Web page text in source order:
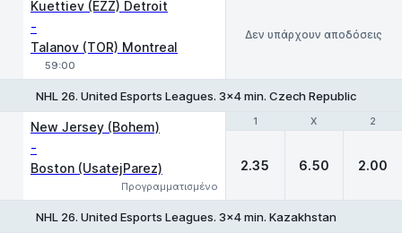
Kuettiev (EZZ) Detroit
-
Talanov (TOR) Montreal
59:00
Δεν υπάρχουν αποδόσεις
NHL 26. United Esports Leagues. 3x4 min. Czech Republic
1 X 2
New Jersey (Bohem)
-
Boston (UsatejParez)
Προγραμματισμένο
1 X 2
2.35 6.50 2.00
NHL 26. United Esports Leagues. 3x4 min. Kazakhstan